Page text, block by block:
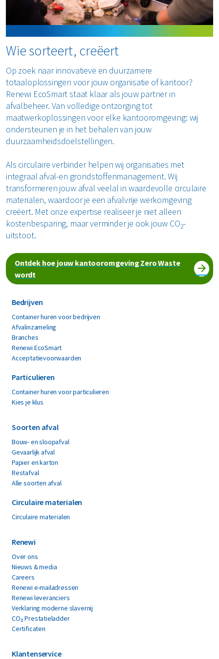
wettelijke verplichtingen, maar ook actief bijdragen
aan jouw duurzaamheidsdoelen.
Ontdek hoe jouw bedrijf CSRD-ready wordt
Wie sorteert, creëert
Op zoek naar innovatieve en duurzamere
totaaloplossingen voor jouw organisatie of kantoor?
Renewi EcoSmart staat klaar als jouw partner in
afvalbeheer. Van volledige ontzorging tot
maatwerkoplossingen voor elke kantooromgeving: wij
ondersteunen je in het behalen van jouw
duurzaamheidsdoelstellingen.
Als circulaire verbinder helpen wij organisaties met
integraal afval-en grondstoffenmanagement. Wij
transformeren jouw afval veelal in waardevolle circulaire
materialen, waardoor je een afvalvrije werkomgeving
creëert. Met onze expertise realiseer je niet alleen
kostenbesparing, maar verminder je ook jouw CO2-
uitstoot.
Ontdek hoe jouw kantooromgeving Zero Waste
wordt
Bedrijven
Container huren voor bedrijven
Afvalinzameling
Branches
Renewi EcoSmart
Acceptatievoorwaarden
Particulieren
Container huren voor particulieren
Kies je klus
Soorten afval
Bouw- en sloopafval
Gevaarlijk afval
Papier en karton
Restafval
Alle soorten afval
Circulaire materialen
Circulaire materialen
Renewi
Over ons
Nieuws & media
Careers
Renewi e-mailadressen
Renewi leveranciers
Verklaring moderne slavernij
CO₂ Prestatieladder
Certificaten
Klantenservice